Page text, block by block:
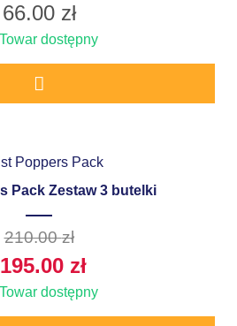
66.00 zł
Towar dostępny
Pack Zestaw 3 butelki
210.00zł
195.00 zł
Towar dostępny